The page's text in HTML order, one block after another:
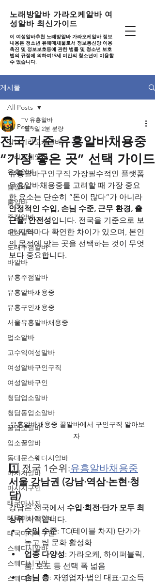
노래방알바 가라오케알바 여
성알바 최신가이드
이 여성알바추천 노래방알바 가라오케알바 정보
내용은 청소년 유해매체물로서 정보통신망 이용
촉진 및 정보보호등에 관한 법률 및 청소년 보호
법의 규정에 의하여19세 미만의 청소년이 이용할
수 없습니다.
게시물
All Posts
강남가라오케알바
가라오케알바
유흥알바
밤알바
룸알바
주점알바
여성알바
노래주점알바
바알바
유흥주점알바
유흥알바채용중
유흥구인채용중
서울유흥알바채용중
업소알바
고수익여성알바
여성알바구인구직
여성알바구인
청담업소알바
청담동업소알바
꿀업소알바
업소꿀알바
동대문스웨디시알바
마사지알바
마사지구인
태국마사지
태국마사지알바
태국마사지구인
스웨디시알바
스웨디시구인
스웨디시
All Posts
전국 기준 유흥알바채용중
“가장 좋은 곳” 선택 가이드
TV 유흥알바
1월 9일 2분 분량
유흥알바구인구직 가장필수적인 플랫폼
유흥알바채용중를 고려할 때 가장 중요
한 요소는 단순히 “돈이 많다”가 아니라
안정적인 수입, 손님 수준, 근무 환경, 출
근율, 안전성입니다. 전국을 기준으로 보
면 지역마다 확연한 차이가 있으며, 본인
의 목적에 맞는 곳을 선택하는 것이 무엇
보다 중요합니다.
유흥알바채용중 꿀알바에서 구인구직 알아보
자
1️⃣ 전국 1순위:유흥알바채용중
서울 강남권 (강남·역삼·논현·청
담)
강남은 전국에서 수입·회전·단가 모두 최
상위 지역입니다.
수입 수준: TC(테이블 차지) 단가가
높고 팁 문화 활성화
업종 다양성: 가라오케, 하이퍼블릭,
룸, 보도 등 선택 폭 넓음
손님 층: 자영업자·법인 대표·고소득